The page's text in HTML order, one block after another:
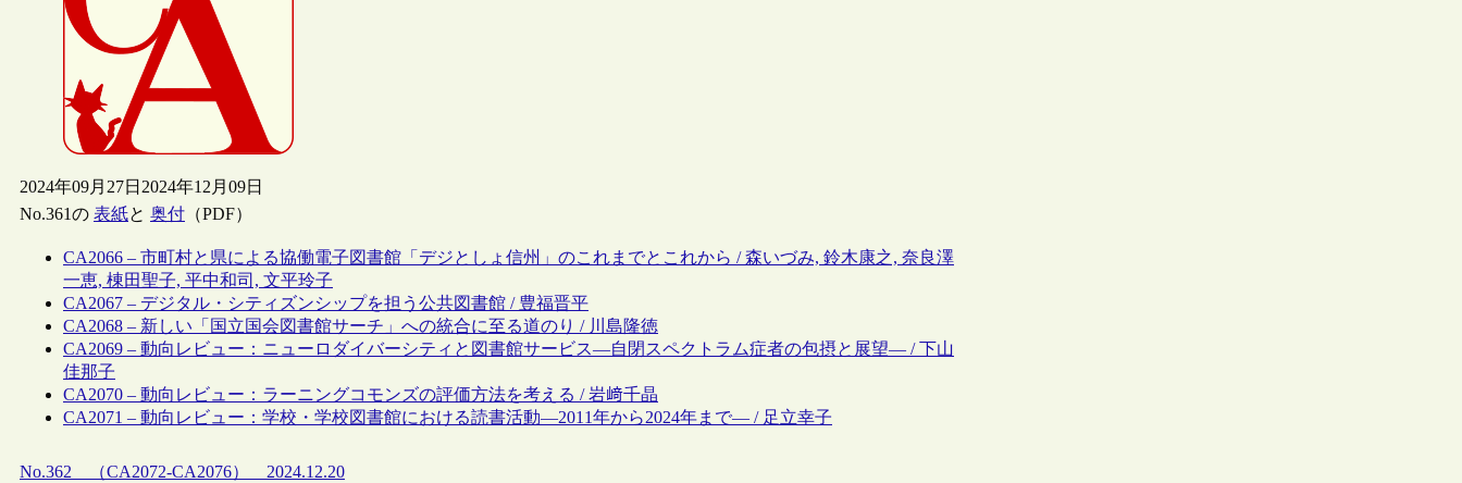
2024年09月27日 2024年12月09日
No.361の 表紙と 奥付 （PDF）
CA2066 – 市町村と県による協働電子図書館「デジとしょ信州」のこれまでとこれから / 森いづみ, 鈴木康之, 奈良澤
一恵, 棟田聖子, 平中和司, 文平玲子
CA2067 – デジタル・シティズンシップを担う公共図書館 / 豊福晋平
CA2068 – 新しい「国立国会図書館サーチ」への統合に至る道のり / 川島隆徳
CA2069 – 動向レビュー：ニューロダイバーシティと図書館サービス―自閉スペクトラム症者の包摂と展望― / 下山
佳那子
CA2070 – 動向レビュー：ラーニングコモンズの評価方法を考える / 岩﨑千晶
CA2071 – 動向レビュー：学校・学校図書館における読書活動―2011年から2024年まで― / 足立幸子
No.362 （CA2072-CA2076） 2024.12.20